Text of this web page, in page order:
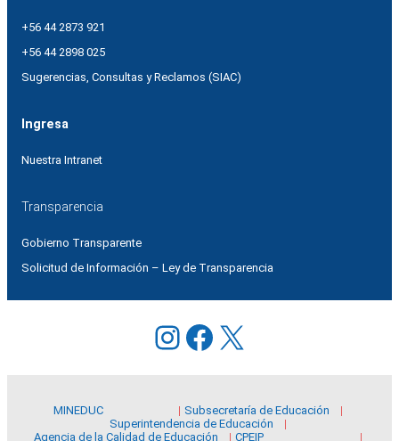
+56 44 2873 921
+56 44 2898 025
Sugerencias, Consultas y Reclamos (SIAC)
Ingresa
Nuestra Intranet
Transparencia
Gobierno Transparente
Solicitud de Información – Ley de Transparencia
Instagram
Facebook
X
MINEDUC
Subsecretaría de Educación
Superintendencia de Educación
Agencia de la Calidad de Educación
CPEIP